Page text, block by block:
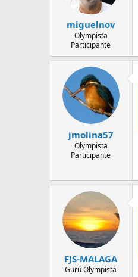
miguelnov
Olympista
Participante
jmolina57
Olympista
Participante
FJS-MALAGA
Gurú Olympista